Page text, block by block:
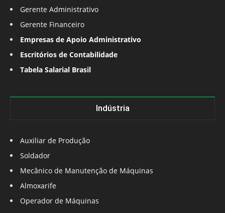
Gerente Administrativo
Gerente Financeiro
Empresas de Apoio Administrativo
Escritórios de Contabilidade
Tabela Salarial Brasil
Indústria
Auxiliar de Produção
Soldador
Mecânico de Manutenção de Máquinas
Almoxarife
Operador de Máquinas